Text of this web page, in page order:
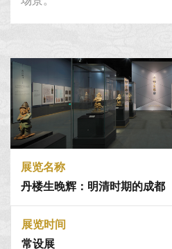
展览名称
丹楼生晚辉：明清时期的成都
展览时间
常设展